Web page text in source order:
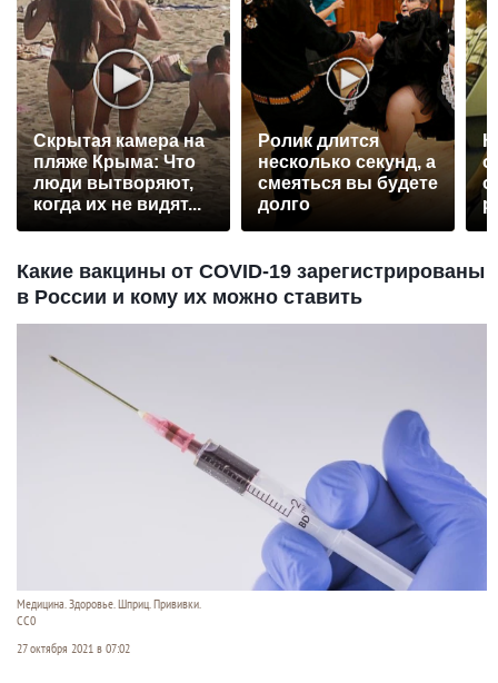
Скрытая камера на
пляже Крыма: Что
люди вытворяют,
когда их не видят...
Ролик длится
несколько секунд, а
смеяться вы будете
долго
Какие вакцины от COVID-19 зарегистрированы
в России и кому их можно ставить
Медицина. Здоровье. Шприц. Прививки.
СС0
27 октября 2021 в 07:02